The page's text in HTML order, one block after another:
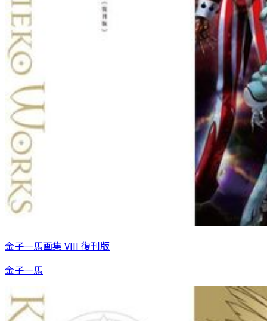
金子一馬画集 VIII 復刊版
金子一馬